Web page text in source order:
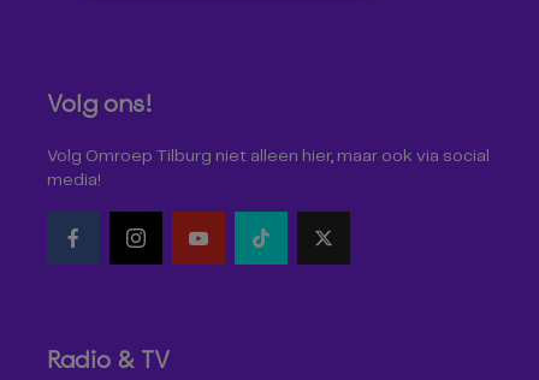
Volg ons!
Volg Omroep Tilburg niet alleen hier, maar ook via social
media!
Radio & TV